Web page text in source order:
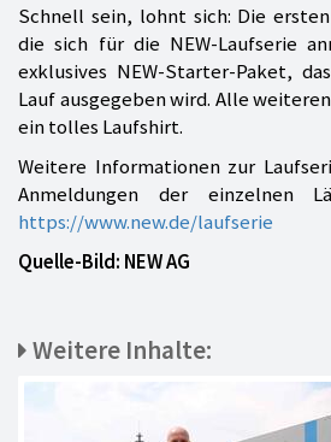
Schnell sein, lohnt sich: Die
die sich für die NEW-Laufserie
exklusives NEW-Starter-Paket,
Lauf ausgegeben wird. Alle
ein tolles Laufshirt.
Weitere Informationen zur
Anmeldungen der einzelnen
https://www.new.de/laufserie
Quelle-Bild: NEW AG
Weitere Inhalte: